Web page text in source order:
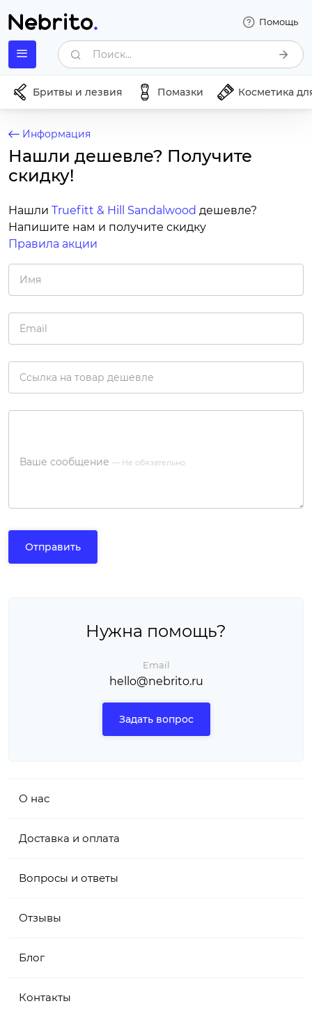
Помощь
Поиск...
Бритвы и лезвия Помазки Косметика
О нас
Доставка и оплата
Вопросы и ответы
Отзывы
Блог
Контакты
Информация
Нашли дешевле? Получите
скидку!
Нашли Truefitt & Hill Sandalwood дешевле?
Напишите нам и получите скидку
Правила акции
Имя
Email
Ссылка на товар дешевле
Ваше сообщение — Не обязательно
Отправить
Нужна помощь?
Email
hello@nebrito.ru
Задать вопрос